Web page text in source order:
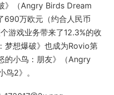
》（Angry Birds Dream
690万欧元（约合人民币
游戏业务带来了12.3%的收
梦想爆破》也成为Rovio第
的小鸟：朋友》（Angry
鸟2》。